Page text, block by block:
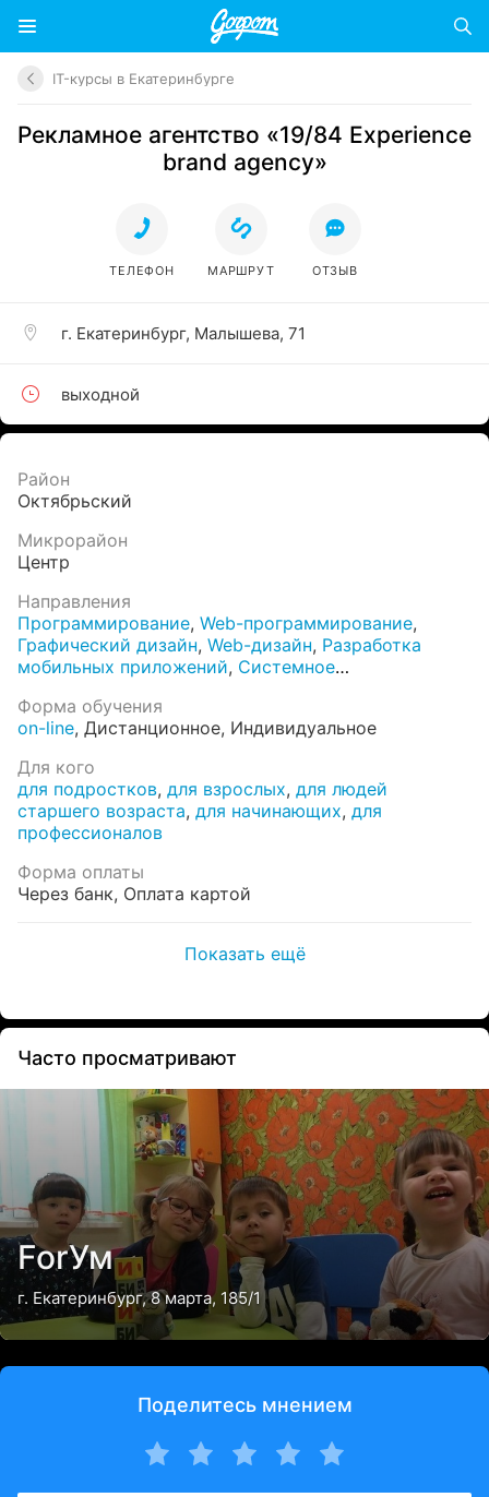
IT-курсы в Екатеринбурге
Рекламное агентство «19/84 Experience
brand agency»
г. Екатеринбург, Малышева, 71
выходной
ТЕЛЕФОН МАРШРУТ ОТЗЫВ
Район
Октябрьский
Микрорайон
Центр
Направления
Программирование, Web-программирование,
Графический дизайн, Web-дизайн, Разработка
мобильных приложений, Системное
юзабилити,Продвижение сайтов в интернете
аналитика,Компьютерное моделирование
Информационная безопасность
Программирование С++,PHP,SMM ,Java,
ASP.NET , Python, Верстка,HTML, CSS, it-sales
Фотошоп,Javascript
Форма обучения
on-line, Дистанционное, Индивидуальное
Для кого
для подростков, для взрослых, для людей
старшего возраста, для начинающих, для
профессионалов
Форма оплаты
Через банк, Оплата картой
Показать ещё
Часто просматривают
ForУм
г. Екатеринбург, 8 марта, 185/1
Поделитесь мнением